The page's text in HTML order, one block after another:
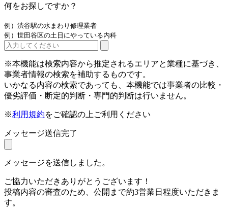
何をお探しですか？
例）渋谷駅の水まわり修理業者
例）世田谷区の土日にやっている内科
※本機能は検索内容から推定されるエリアと業種に基づき、
事業者情報の検索を補助するものです。
いかなる内容の検索であっても、本機能では事業者の比較・
優劣評価・断定的判断・専門的判断は行いません。
※利用規約をご確認の上ご利用ください
メッセージ送信完了
メッセージを送信しました。
ご協力いただきありがとうございます！
投稿内容の審査のため、公開まで約3営業日程度いただきま
す。